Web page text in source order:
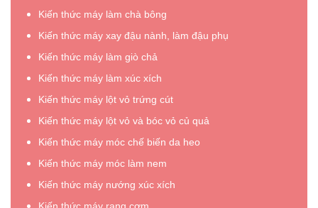
Kiến thức máy làm chà bông
Kiến thức máy xay đậu nành, làm đậu phụ
Kiến thức máy làm giò chả
Kiến thức máy làm xúc xích
Kiến thức máy lột vỏ trứng cút
Kiến thức máy lột vỏ và bóc vỏ củ quả
Kiến thức máy móc chế biến da heo
Kiến thức máy móc làm nem
Kiến thức máy nướng xúc xích